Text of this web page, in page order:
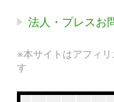
法人・プレスお
※本サイトはアフィ
す